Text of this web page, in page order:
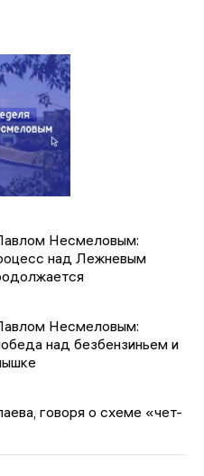
Несмеловым:
над Лежневым
Несмеловым:
над безбензиньем и
говоря о схеме «чет-